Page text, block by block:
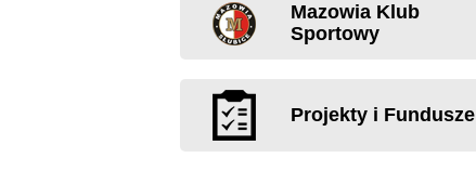
Mazowia Klub
Sportowy
Projekty i Fundusze